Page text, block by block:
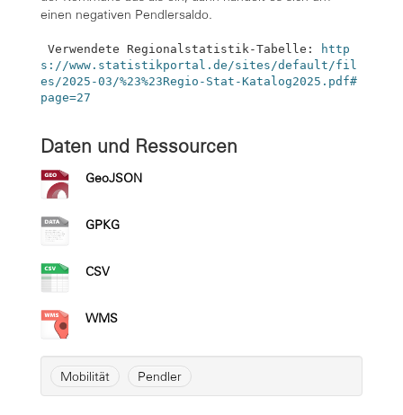
einen negativen Pendlersaldo.
Verwendete Regionalstatistik-Tabelle:
http
s://www.statistikportal.de/sites/default/fil
es/2025-03/%23%23Regio-Stat-Katalog2025.pdf#
page=27
Daten und Ressourcen
GeoJSON
GPKG
CSV
WMS
Mobilität Pendler